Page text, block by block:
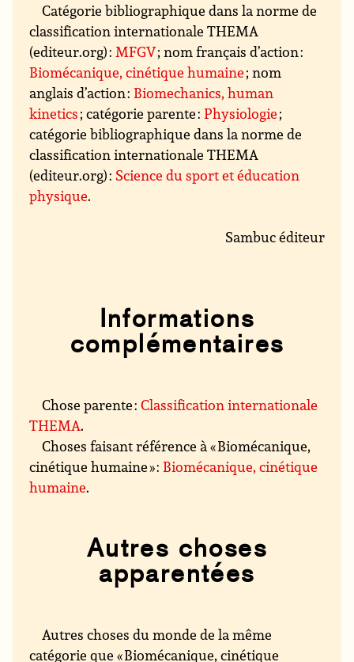
Catégorie bibliographique dans la norme de
classification internationale THEMA
(editeur.org) :MFGV; nom français d’action :
Biomécanique, cinétique humaine; nom
anglais d’action : Biomechanics, human
kinetics; catégorie parente :Physiologie;
catégorie bibliographique dans la norme de
classification internationale THEMA
(editeur.org) : Science du sport et éducation
physique.
Sambuc éditeur
Informations
complémentaires
Chose parente :Classification internationale
THEMA.
Choses faisant référence à « Biomécanique,
cinétique humaine » : Biomécanique, cinétique
humaine.
Autres choses
apparentées
Autres choses du monde de la même
catégorie que « Biomécanique, cinétique